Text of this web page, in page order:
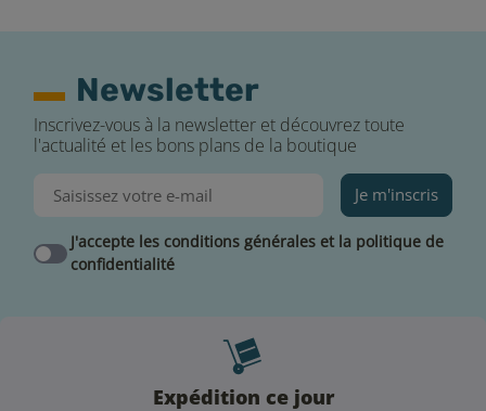
29 avis
Newsletter
Inscrivez-vous à la newsletter et découvrez toute
l'actualité et les bons plans de la boutique
Je m'inscris
J'accepte les conditions générales et la politique de
confidentialité
Expédition ce jour